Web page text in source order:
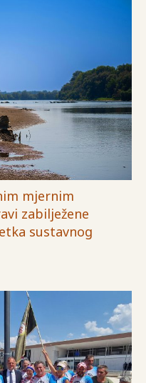
mjernim
zabilježene
sustavnog